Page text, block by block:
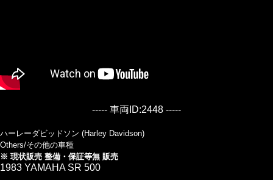
----- 車両ID:2448 -----
ハーレーダビッドソン (Harley Davidson)
Others/その他の車種
※ 現状販売 整備・保証等無 販売
1983 YAMAHA SR 500